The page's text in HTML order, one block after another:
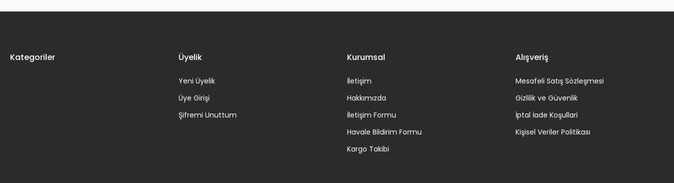
Kategoriler Üyelik
Yeni Üyelik
Üye Girişi
Şifremi Unuttum
Kurumsal
İletişim
Hakkımızda
İletişim Formu
Havale Bildirim Formu
Kargo Takibi
Alışveriş
Mesafeli Satış Sözleşmesi
Gizlilik ve Güvenlik
İptal İade Koşullari
Kişisel Veriler Politikası